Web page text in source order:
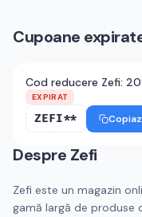
Cupoane
Cod reducere Zefi:
EXPIRAT
ZEFI**
Despre Zefi
Zefi este un magazin
gamă largă de produse